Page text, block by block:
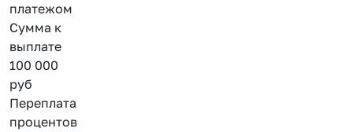
платежом
Сумма к
выплате
100 000
руб
Переплата
процентов